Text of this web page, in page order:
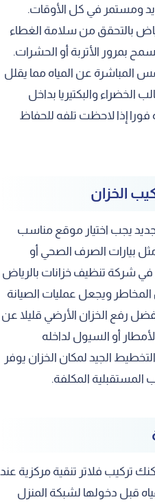
ومستمر في كل الأوقات.
بالتحقق من سلامة الغطاء
بمرور الأتربة أو الحشرات.
المباشرة عن المياه مما يقلل
والبكتيريا بداخل
فورا إذا لاحظت تلفه للحفاظ
الخزان
يجب اختيار موقع مناسب
بيارات الصرف الصحي أو
في شركة تنظيف خزانات بالرياض
ويجعل عمليات الصيانة
رفع الخزان الأرضي قليلا عن
أو السيول لداخله
الجيد لمكان الخزان يوفر
المستقبلية المكلفة.
تركيب فلاتر تنقية مركزية عند
قبل دخولها لشبكة المنزل